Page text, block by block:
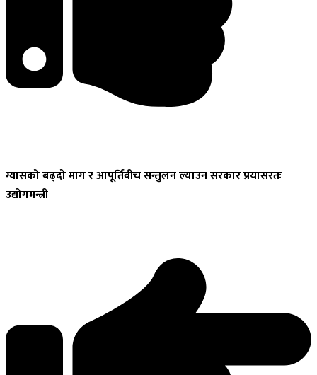
ग्यासकोबढ्दो माग र आपूर्तिबीच सन्तुलन ल्याउन सरकार प्रयासरतः
उद्योगमन्त्री